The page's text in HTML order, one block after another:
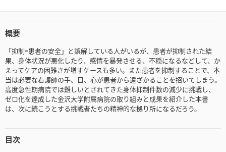
概要
「抑制=患者の安全」と誤解している人がいるが、患者が抑制された結
果、身体状況が悪化したり、感情を暴発させる、不穏になるなどして、か
えってケアの困難さが増すケースも多い。また患者を抑制することで、本
当は必要な看護師の手、目、心が患者から遠ざかることを招いてしまう。
高度急性期病院では難しいとされてきた身体抑制件数の減少に挑戦し、
ゼロ化を達成した金沢大学附属病院の取り組みと成果を紹介した本書
は、次に続こうとする挑戦者たちの精神的な拠り所になるだろう。
目次